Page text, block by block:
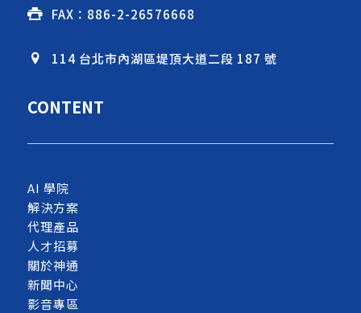
FAX：886-2-26576668
114 台北市內湖區堤頂大道二段 187 號
CONTENT
AI 學院
解決方案
代理產品
人才招募
關於神通
新聞中心
影音專區